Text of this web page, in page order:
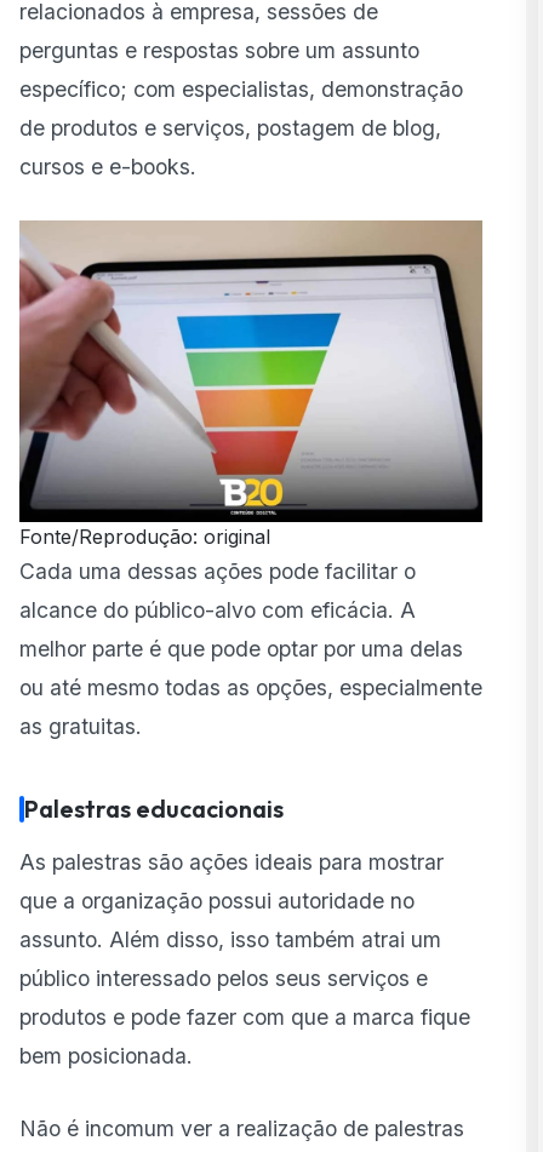
relacionados à empresa, sessões de
perguntas e respostas sobre um assunto
específico; com especialistas, demonstração
de produtos e serviços, postagem de blog,
cursos e e-books.
Fonte/Reprodução: original
Cada uma dessas ações pode facilitar o
alcance do público-alvo com eficácia. A
melhor parte é que pode optar por uma delas
ou até mesmo todas as opções, especialmente
as gratuitas.
Palestras educacionais
As palestras são ações ideais para mostrar
que a organização possui autoridade no
assunto. Além disso, isso também atrai um
público interessado pelos seus serviços e
produtos e pode fazer com que a marca fique
bem posicionada.
Não é incomum ver a realização de palestras